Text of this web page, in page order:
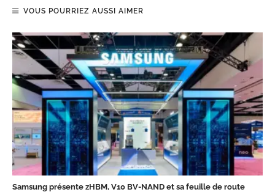
VOUS POURRIEZ AUSSI AIMER
Samsung présente zHBM, V10 BV-NAND et sa feuille de route